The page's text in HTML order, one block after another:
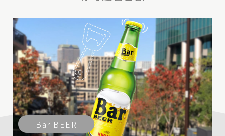
Bar BEER